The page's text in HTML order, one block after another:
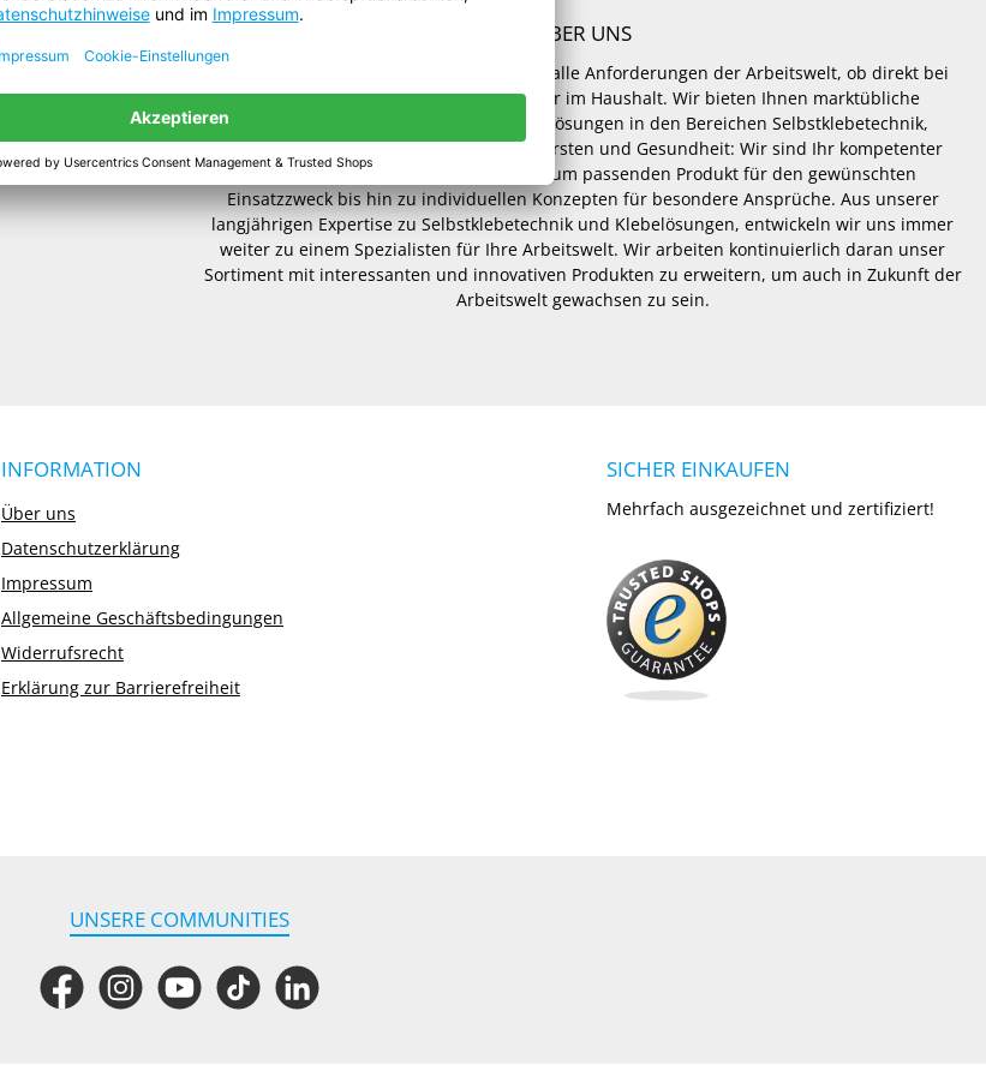
ÜBER UNS
bietet Lösungen für alle Anforderungen der Arbeitswelt, ob direkt bei
der Arbeit, bei Freizeit und Hobby oder im Haushalt. Wir bieten Ihnen marktübliche
Handelsware oder maßgeschneiderte Lösungen in den Bereichen Selbstklebetechnik,
Arbeitsschutz, Verpackungslösungen, Bürsten und Gesundheit: Wir sind Ihr kompetenter
Ansprechpartner. Von der Beratung zum passenden Produkt für den gewünschten
Einsatzzweck bis hin zu individuellen Konzepten für besondere Ansprüche. Aus unserer
langjährigen Expertise zu Selbstklebetechnik und Klebelösungen, entwickeln wir uns immer
weiter zu einem Spezialisten für Ihre Arbeitswelt. Wir arbeiten kontinuierlich daran unser
Sortiment mit interessanten und innovativen Produkten zu erweitern, um auch in Zukunft der
Arbeitswelt gewachsen zu sein.
INFORMATION
Über uns
Datenschutzerklärung
Impressum
Allgemeine Geschäftsbedingungen
Widerrufsrecht
Erklärung zur Barrierefreiheit
SICHER EINKAUFEN
Mehrfach ausgezeichnet und zertifiziert!
UNSERE COMMUNITIES
FacebookInstagramYouTubeTikTok LinkedIn